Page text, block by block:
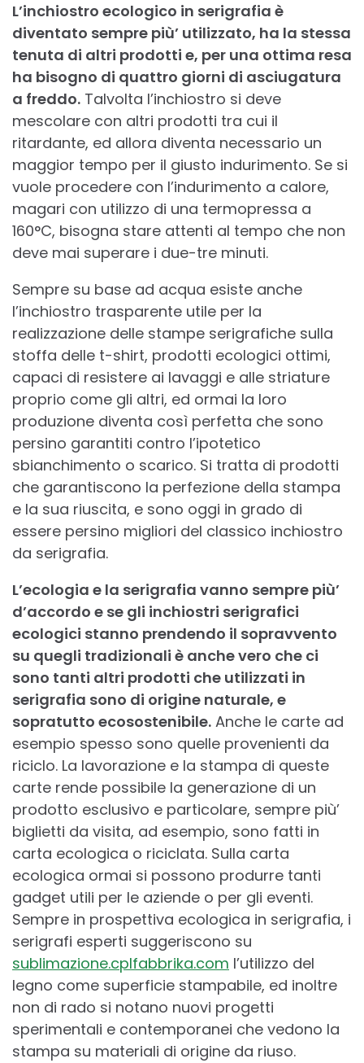
L’inchiostro ecologico in serigrafia è
diventato sempre più’ utilizzato, ha la stessa
tenuta di altri prodotti e, per una ottima resa
ha bisogno di quattro giorni di asciugatura
a freddo. Talvolta l’inchiostro si deve
mescolare con altri prodotti tra cui il
ritardante, ed allora diventa necessario un
maggior tempo per il giusto indurimento. Se si
vuole procedere con l’indurimento a calore,
magari con utilizzo di una termopressa a
160°C, bisogna stare attenti al tempo che non
deve mai superare i due-tre minuti.
Sempre su base ad acqua esiste anche
l’inchiostro trasparente utile per la
realizzazione delle stampe serigrafiche sulla
stoffa delle t-shirt, prodotti ecologici ottimi,
capaci di resistere ai lavaggi e alle striature
proprio come gli altri, ed ormai la loro
produzione diventa così perfetta che sono
persino garantiti contro l’ipotetico
sbianchimento o scarico. Si tratta di prodotti
che garantiscono la perfezione della stampa
e la sua riuscita, e sono oggi in grado di
essere persino migliori del classico inchiostro
da serigrafia.
L’ecologia e la serigrafia vanno sempre più’
d’accordo e se gli inchiostri serigrafici
ecologici stanno prendendo il sopravvento
su quegli tradizionali è anche vero che ci
sono tanti altri prodotti che utilizzati in
serigrafia sono di origine naturale, e
sopratutto ecosostenibile. Anche le carte ad
esempio spesso sono quelle provenienti da
riciclo. La lavorazione e la stampa di queste
carte rende possibile la generazione di un
prodotto esclusivo e particolare, sempre più’
biglietti da visita, ad esempio, sono fatti in
carta ecologica o riciclata. Sulla carta
ecologica ormai si possono produrre tanti
gadget utili per le aziende o per gli eventi.
Sempre in prospettiva ecologica in serigrafia, i
serigrafi esperti suggeriscono su
sublimazione.cplfabbrika.com l’utilizzo del
legno come superficie stampabile, ed inoltre
non di rado si notano nuovi progetti
sperimentali e contemporanei che vedono la
stampa su materiali di origine da riuso.